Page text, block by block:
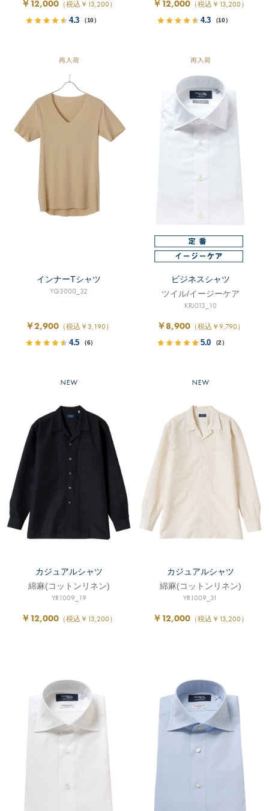
￥12,000 （税込￥13,200）
4.3 （10）
￥12,000 （税込￥13,200）
4.3 （10）
インナーTシャツ
YQ3000_32
￥2,900（税込￥3,190）
4.5 （6）
ビジネスシャツ
ツイル/イージーケア
KRJ013_10
￥8,900（税込￥9,790）
5.0 （2）
カジュアルシャツ
綿麻(コットンリネン)
YR1009_19
￥12,000 （税込￥13,200）
カジュアルシャツ
綿麻(コットンリネン)
YR1009_31
￥12,000 （税込￥13,200）